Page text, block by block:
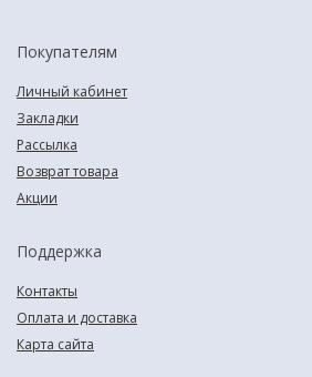
Покупателям
Личный кабинет
Закладки
Рассылка
Возврат товара
Акции
Поддержка
Контакты
Оплата и доставка
Карта сайта